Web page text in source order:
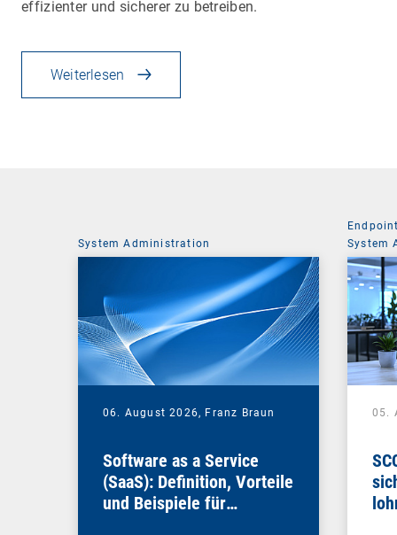
effizienter und sicherer zu betreiben.
Weiterlesen
System Administration
06. August 2026, Franz Braun
Software as a Service
(SaaS): Definition, Vorteile
und Beispiele für
System
05.